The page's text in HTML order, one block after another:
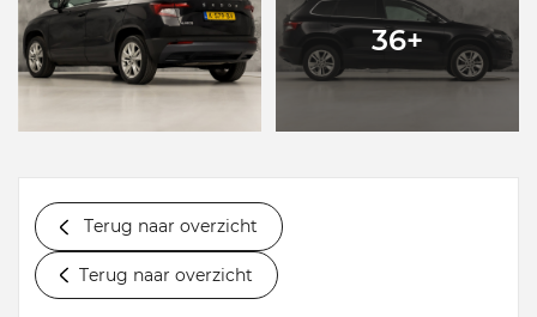
36+
Terug naar overzicht
Terug naar overzicht